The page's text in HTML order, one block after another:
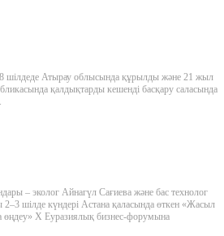
Атырау облысында құрылды және 21 жыл
қалдықтарды кешенді басқару саласында
– эколог Айнагүл Сағиева және бас технолог
шілде күндері Астана қаласында өткен «Жасыл
өңдеу» X Еуразиялық бизнес-форумына